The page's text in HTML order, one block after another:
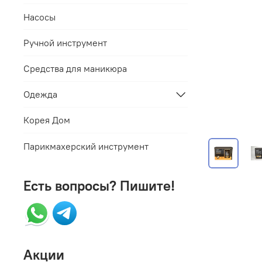
Насосы
Ручной инструмент
Средства для маникюра
Одежда
Корея Дом
Парикмахерский инструмент
Есть вопросы? Пишите!
Акции